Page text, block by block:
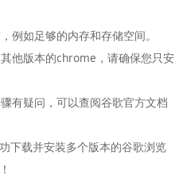
例如足够的内存和存储空间。
他版本的chrome，请确保您只安
有疑问，可以查阅谷歌官方文档
下载并安装多个版本的谷歌浏览